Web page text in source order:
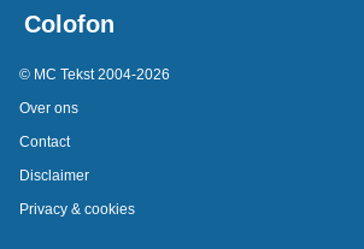
Colofon
© MC Tekst 2004-2026
Over ons
Contact
Disclaimer
Privacy & cookies